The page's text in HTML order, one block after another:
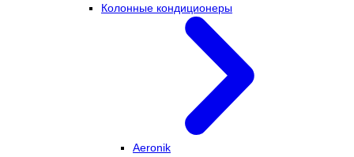
Колонные кондиционеры
Aeronik